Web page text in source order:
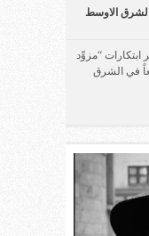
ابتكارات “مزوِّد
في الشرق